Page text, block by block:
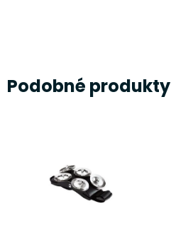
Podobné produkty